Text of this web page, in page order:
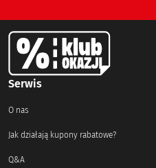
Serwis
O nas
Jak działają kupony rabatowe?
Q&A